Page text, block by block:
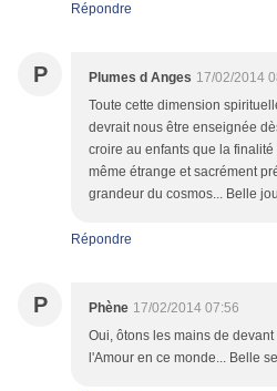
Répondre
P Plumes d Anges 17/02/2014
Toute cette dimension
devrait nous être enseignée
croire au enfants que la
même étrange et sacrément
grandeur du cosmos... Belle
Répondre
P Phène 17/02/2014 07:56
Oui, ôtons les mains de
l'Amour en ce monde... Belle